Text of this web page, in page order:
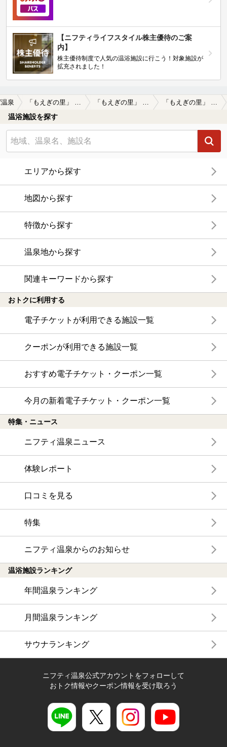
【ニフティライフスタイル株主優待のご案
内】
株主優待制度で人気の温浴施設に行こう！対象施設が
拡充されました！
泉 「もえぎの里」 あば温泉薬寿の湯 「もえぎの里」 あば温泉薬寿の湯の口コミ一覧 「もえぎの里」 あば温泉薬寿の湯の口コミ 画像提供
温浴施設を探す
エリアから探す
地図から探す
特徴から探す
温泉地から探す
関連キーワードから探す
おトクに利用する
電子チケットが利用できる施設一覧
クーポンが利用できる施設一覧
おすすめ電子チケット・クーポン一覧
今月の新着電子チケット・クーポン一覧
特集・ニュース
ニフティ温泉ニュース
体験レポート
口コミを見る
特集
ニフティ温泉からのお知らせ
温浴施設ランキング
年間温泉ランキング
月間温泉ランキング
サウナランキング
ニフティ温泉公式アカウントをフォローして
おトク情報やクーポン情報を受け取ろう